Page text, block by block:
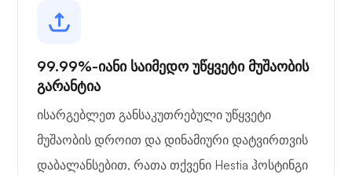
99.99%-იანი საიმედო უწყვეტი მუშაობის
გარანტია
ისარგებლეთ განსაკუთრებული უწყვეტი
მუშაობის დროით და დინამიური დატვირთვის
დაბალანსებით, რათა თქვენი Hestia ჰოსტინგი